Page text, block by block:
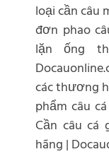
loại cần câu
đơn phao
lặn ống
các thương
phẩm câu
Cần câu cá
hãng |